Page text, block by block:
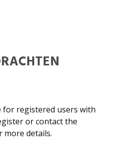
for registered users with
or contact the
details.